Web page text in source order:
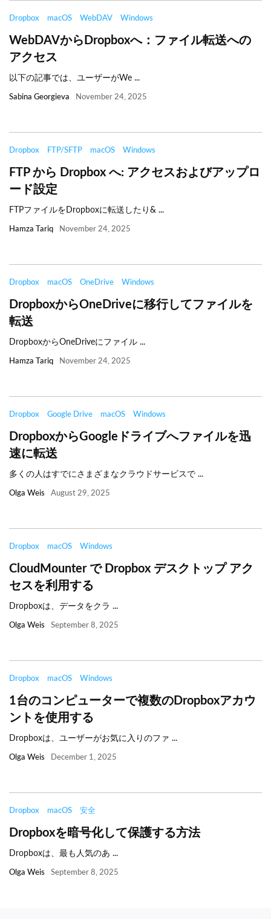
Dropbox macOS WebDAV Windows
WebDAVからDropboxへ：ファイル転送への
アクセス
以下の記事では、ユーザーがWe ...
Sabina Georgieva November 24, 2025
Dropbox FTP/SFTP macOS Windows
FTP から Dropbox へ: アクセスおよびアップロ
ード設定
FTPファイルをDropboxに転送したり& ...
Hamza Tariq November 24, 2025
Dropbox macOS OneDrive Windows
DropboxからOneDriveに移行してファイルを
転送
DropboxからOneDriveにファイル ...
Hamza Tariq November 24, 2025
Dropbox Google Drive macOS Windows
DropboxからGoogleドライブへファイルを迅
速に転送
多くの人はすでにさまざまなクラウドサービスで ...
Olga Weis August 29, 2025
Dropbox macOS Windows
CloudMounter で Dropbox デスクトップ アク
セスを利用する
Dropboxは、データをクラ ...
Olga Weis September 8, 2025
Dropbox macOS Windows
1台のコンピューターで複数のDropboxアカウ
ントを使用する
Dropboxは、ユーザーがお気に入りのファ ...
Olga Weis December 1, 2025
Dropbox macOS 安全
Dropboxを暗号化して保護する方法
Dropboxは、最も人気のあ ...
Olga Weis September 8, 2025